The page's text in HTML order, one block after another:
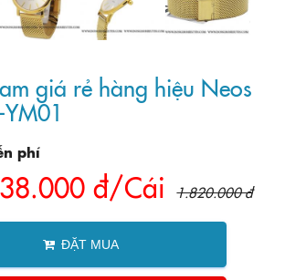
giá rẻ hàng hiệu Neos
phí
đ/Cái 1.820.000 đ
ĐẶT MUA